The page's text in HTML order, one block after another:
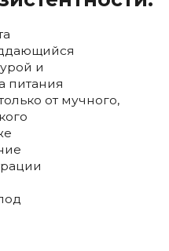
и
питания
от мучного,